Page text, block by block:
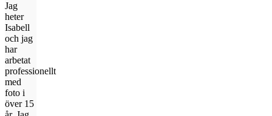
Jag
heter
Isabell
och jag
har
arbetat
professionellt
med
foto i
över 15